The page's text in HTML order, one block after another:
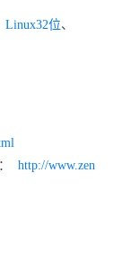
Linux32位、
http://www.zen